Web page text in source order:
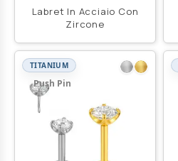
Labret In Acciaio Con
Zircone
TITANIUM
Push Pin